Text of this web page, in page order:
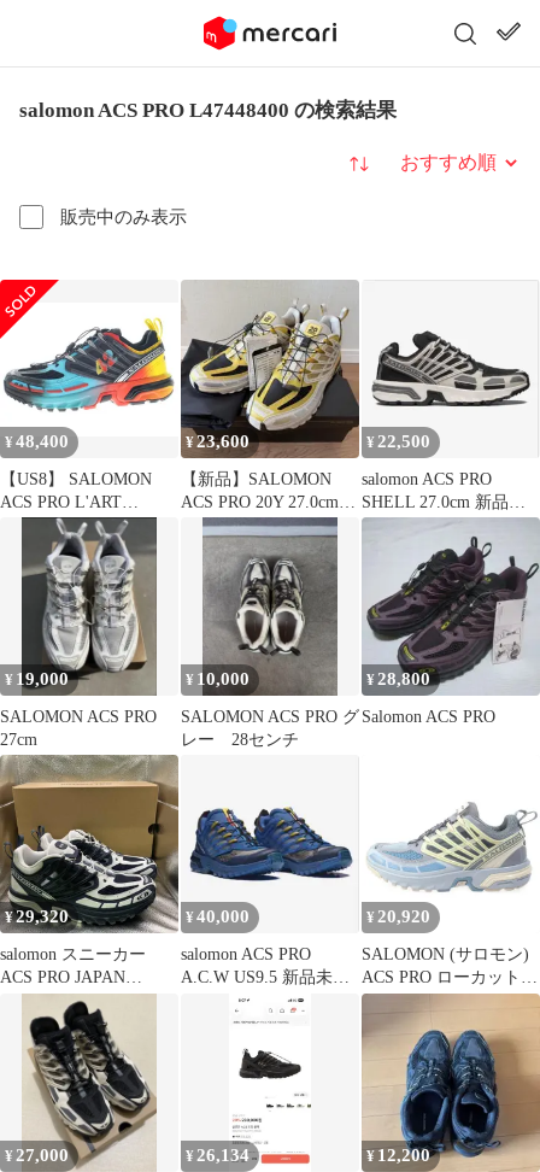
salomon ACS PRO L47448400 の検索結果
販売中のみ表示
並び替え
¥48,400
【US8】 SALOMON
ACS PRO L'ART
L49288800 【新古品】
¥23,600
【新品】SALOMON
ACS PRO 20Y 27.0cm
サロモン
¥ 22,500
salomon ACS PRO
SHELL 27.0cm 新品未
使用
¥ 19,000
SALOMON ACS PRO
27cm
¥ 10,000
SALOMON ACS PRO グ
レー 28センチ
¥28,800
Salomon ACS PRO
¥29,320
salomon スニーカー
ACS PRO JAPAN
454405 31 GO ネイビー
系 27.5cm サロモン
¥40,000
salomon ACS PRO
A.C.W US9.5 新品未使
¥ 20,920
SALOMON (サロモン)
ACS PRO ローカットス
ニーカー L47299000
¥ 27,000 ¥ 26,134 ¥ 12,200